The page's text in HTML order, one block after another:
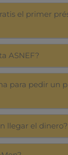
el primer
ASNEF?
para pedir un
llegar el dinero?